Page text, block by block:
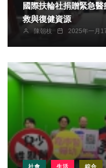
國際扶輪社捐贈緊急
救與復健資源
陳朝枝 2025年一月
社會 生活 綜合